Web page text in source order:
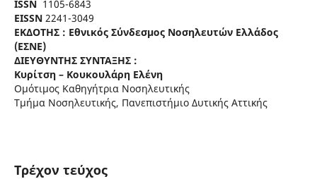
ISSN 1105-6843
EISSN2241-3049
ΕΚΔΟΤΗΣ : Εθνικός Σύνδεσμος Νοσηλευτών Ελλάδος
(ΕΣΝΕ)
ΔΙΕΥΘΥΝΤΗΣ ΣΥΝΤΑΞΗΣ :
Κυρίτση – Κουκουλάρη Ελένη
Ομότιμος Καθηγήτρια Νοσηλευτικής
Τμήμα Νοσηλευτικής, Πανεπιστήμιο Δυτικής Αττικής
Τρέχον τεύχος